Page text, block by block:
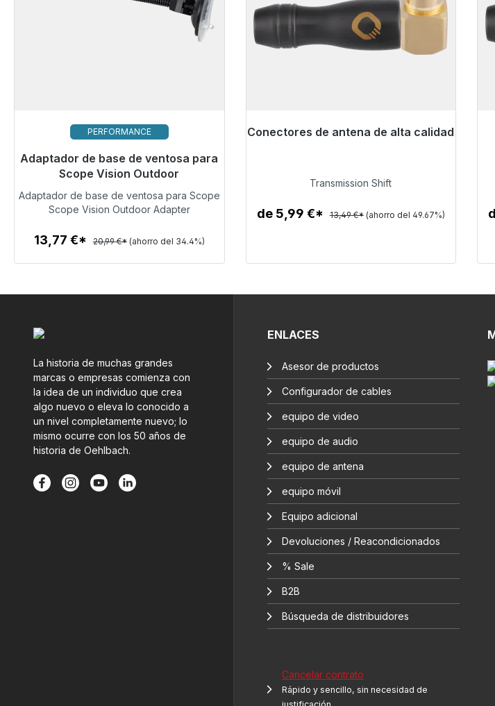
PERFORMANCE
Adaptador de base de ventosa para
Scope Vision Outdoor
Listo para envío inmediato, plazo de
entrega 48h*
13,77 €
Detalles
Adaptador de base de ventosa para Scope
Vision Outdoor
Scope Vision Outdoor Adapter
13,77 €* 20,99 €* (ahorro del 34.4%)
Conectores de antena de alta calidad
Listo para envío inmediato, plazo de
6,79 €
Transmission Shift
de 5,99 €* 13,49 €* (ahorro del 49.67%)
La historia de muchas grandes
marcas o empresas comienza con
la idea de un individuo que crea
algo nuevo o eleva lo conocido a
un nivel completamente nuevo; lo
mismo ocurre con los 50 años de
historia de Oehlbach.
ENLACES
Asesor de productos
Configurador de cables
equipo de video
equipo de audio
equipo de antena
equipo móvil
Equipo adicional
Devoluciones / Reacondicionados
% Sale
B2B
Búsqueda de distribuidores
Cancelar contrato
Rápido y sencillo, sin necesidad de